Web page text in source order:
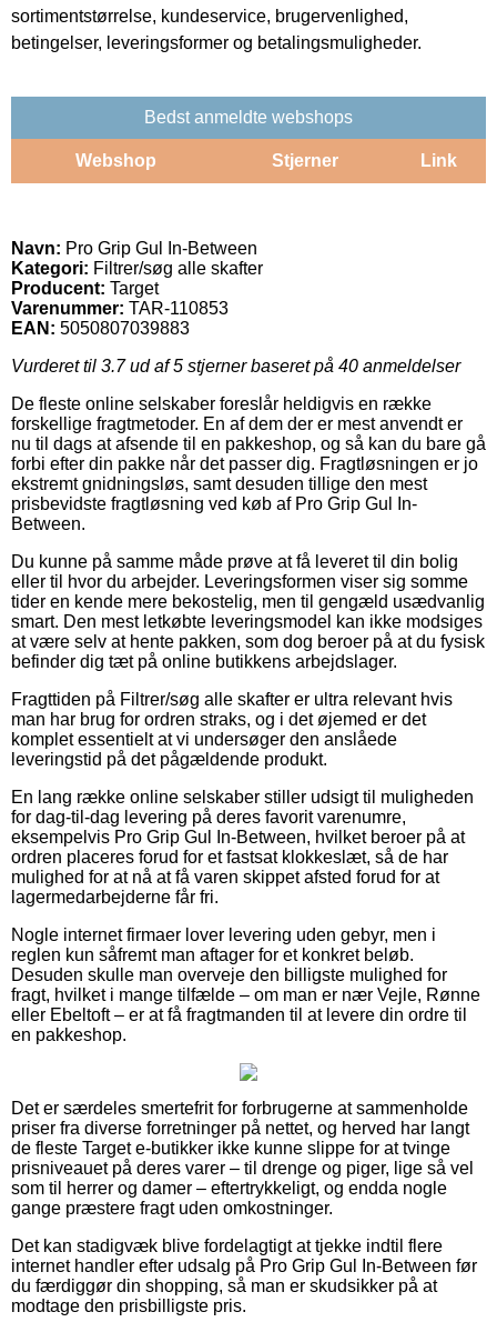
sortimentstørrelse, kundeservice, brugervenlighed,
betingelser, leveringsformer og betalingsmuligheder.
Bedst anmeldte webshops
Webshop Stjerner Link
Navn: Pro Grip Gul In-Between
Kategori: Filtrer/søg alle skafter
Producent: Target
Varenummer: TAR-110853
EAN: 5050807039883
Vurderet til 3.7ud af 5 stjerner baseret på 40 anmeldelser
De fleste online selskaber foreslår heldigvis en række
forskellige fragtmetoder. En af dem der er mest anvendt er
nu til dags at afsende til en pakkeshop, og så kan du bare gå
forbi efter din pakke når det passer dig. Fragtløsningen er jo
ekstremt gnidningsløs, samt desuden tillige den mest
prisbevidste fragtløsning ved køb af Pro Grip Gul In-
Between.
Du kunne på samme måde prøve at få leveret til din bolig
eller til hvor du arbejder. Leveringsformen viser sig somme
tider en kende mere bekostelig, men til gengæld usædvanlig
smart. Den mest letkøbte leveringsmodel kan ikke modsiges
at være selv at hente pakken, som dog beroer på at du fysisk
befinder dig tæt på online butikkens arbejdslager.
Fragttiden på Filtrer/søg alle skafter er ultra relevant hvis
man har brug for ordren straks, og i det øjemed er det
komplet essentielt at vi undersøger den anslåede
leveringstid på det pågældende produkt.
En lang række online selskaber stiller udsigt til muligheden
for dag-til-dag levering på deres favorit varenumre,
eksempelvis Pro Grip Gul In-Between, hvilket beroer på at
ordren placeres forud for et fastsat klokkeslæt, så de har
mulighed for at nå at få varen skippet afsted forud for at
lagermedarbejderne får fri.
Nogle internet firmaer lover levering uden gebyr, men i
reglen kun såfremt man aftager for et konkret beløb.
Desuden skulle man overveje den billigste mulighed for
fragt, hvilket i mange tilfælde – om man er nær Vejle, Rønne
eller Ebeltoft – er at få fragtmanden til at levere din ordre til
en pakkeshop.
Det er særdeles smertefrit for forbrugerne at sammenholde
priser fra diverse forretninger på nettet, og herved har langt
de fleste Target e-butikker ikke kunne slippe for at tvinge
prisniveauet på deres varer – til drenge og piger, lige så vel
som til herrer og damer – eftertrykkeligt, og endda nogle
gange præstere fragt uden omkostninger.
Det kan stadigvæk blive fordelagtigt at tjekke indtil flere
internet handler efter udsalg på Pro Grip Gul In-Between før
du færdiggør din shopping, så man er skudsikker på at
modtage den prisbilligste pris.